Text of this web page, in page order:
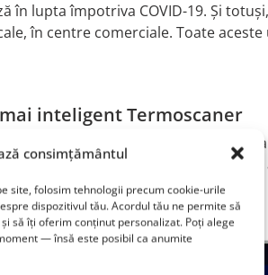
consimțământul
site, folosim tehnologii precum cookie-urile
dispozitivul tău. Acordul tău ne permite să
să îți oferim conținut personalizat. Poți alege
— însă este posibil ca anumite
lupta împotriva COVID-19. Și
în centre comerciale. Toate
inteligent Termoscaner
publice închise. De obicei
de ultimă generație